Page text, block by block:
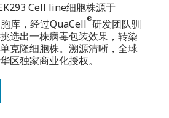
Cell line细胞株源于
库，经过QuaCell®研发团队驯
选出一株病毒包装效果，转染
克隆细胞株。溯源清晰，全球
区独家商业化授权。